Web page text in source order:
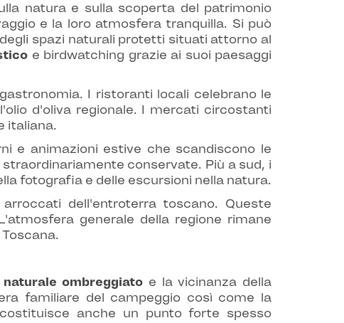
natura e sulla scoperta del patrimonio
e la loro atmosfera tranquilla. Si può
spazi naturali protetti situati attorno al
e birdwatching grazie ai suoi paesaggi
I ristoranti locali celebrano le
d'oliva regionale. I mercati circostanti
italiana.
e animazioni estive che scandiscono le
conservate. Più a sud, i
fotografia e delle escursioni nella natura.
dell'entroterra toscano. Queste
generale della regione rimane
ombreggiato e la vicinanza della
familiare del campeggio così come la
anche un punto forte spesso